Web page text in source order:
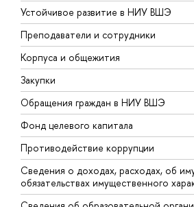
Устойчивое развитие в НИУ ВШЭ
Преподаватели и сотрудники
Корпуса и общежития
Закупки
Обращения граждан в НИУ ВШЭ
Фонд целевого капитала
Противодействие коррупции
Сведения о доходах, расходах, об
обязательствах имущественного